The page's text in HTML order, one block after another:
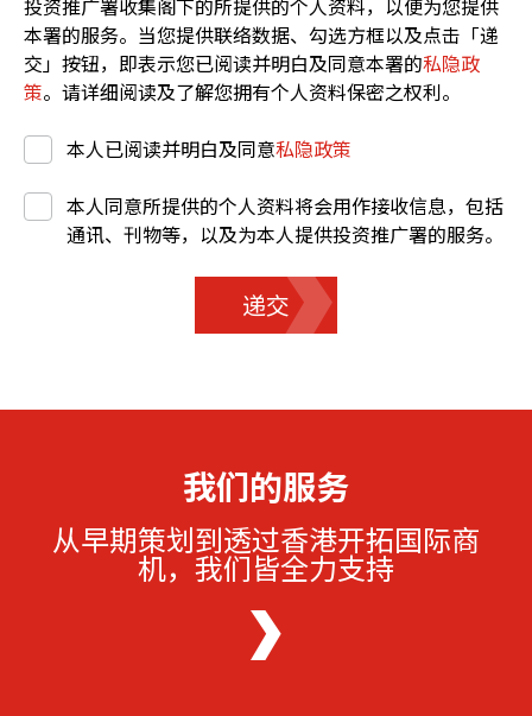
投资推广署收集阁下的所提供的个人资料，以便为您提供
本署的服务。当您提供联络数据、勾选方框以及点击「递
交」按钮，即表示您已阅读并明白及同意本署的私隐政
策。请详细阅读及了解您拥有个人资料保密之权利。
本人已阅读并明白及同意私隐政策
本人同意所提供的个人资料将会用作接收信息，包括
通讯、刊物等，以及为本人提供投资推广署的服务。
递交
我们的服务
从早期策划到透过香港开拓国际商
机，我们皆全力支持